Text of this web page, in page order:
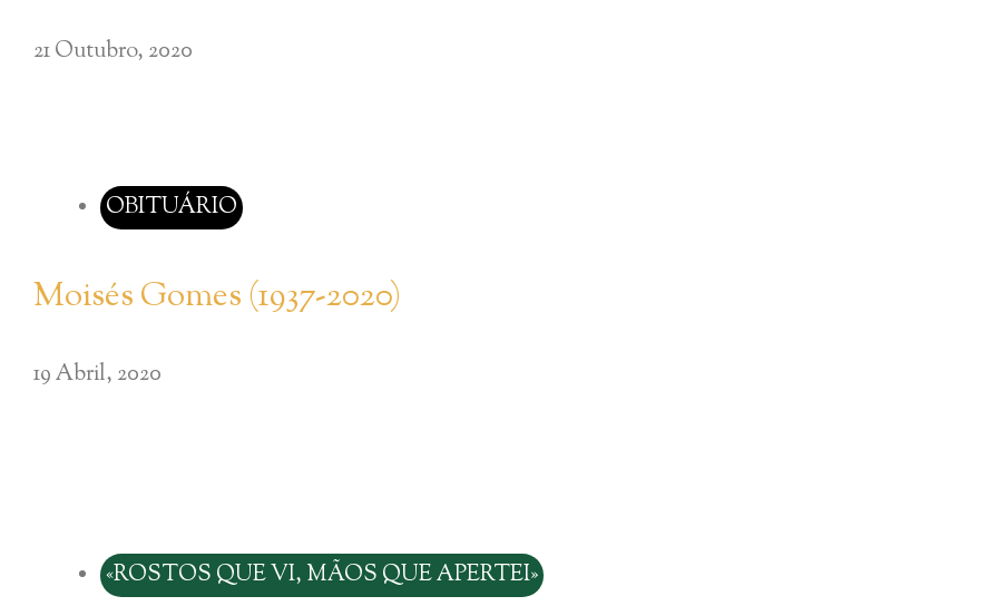
21 Outubro, 2020
OBITUÁRIO
Moisés Gomes (1937-2020)
19 Abril, 2020
«ROSTOS QUE VI, MÃOS QUE APERTEI»